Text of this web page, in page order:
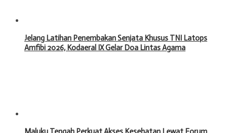
Jelang Latihan Penembakan Senjata Khusus TNI Latops
Amfibi 2026, Kodaeral IX Gelar Doa Lintas Agama